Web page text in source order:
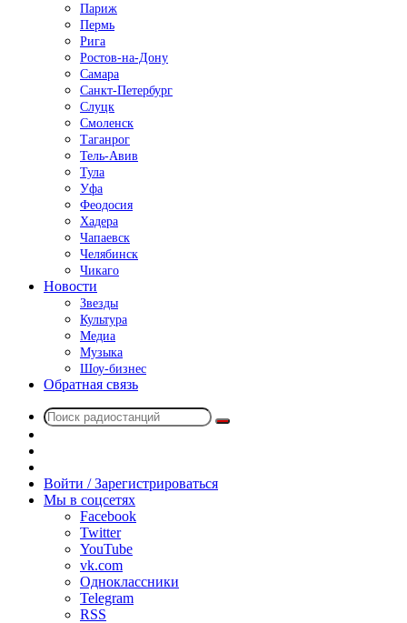
Париж
Пермь
Рига
Ростов-на-Дону
Самара
Санкт-Петербург
Слуцк
Смоленск
Таганрог
Тель-Авив
Тула
Уфа
Феодосия
Хадера
Чапаевск
Челябинск
Чикаго
Новости
Звезды
Культура
Медиа
Музыка
Шоу-бизнес
Обратная связь
Поиск
радио
Войти / Зарегистрироваться
Мы в соцсетях
Facebook
Twitter
YouTube
vk.com
Одноклассники
Telegram
RSS